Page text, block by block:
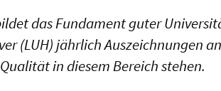
das Fundament guter
(LUH) jährlich Auszeichnungen
in diesem Bereich stehen.